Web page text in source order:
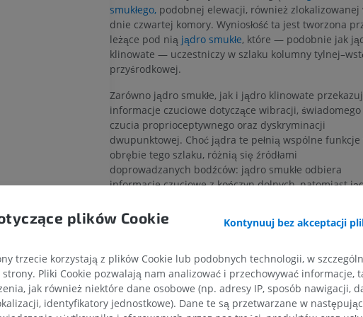
przedłużony
Most i móżdżek
wstęga rdzeniowa
smukłego,podobnej elewacji, również zlokalizowanej
dnie czwartej komory. Wyniosłość ta jest tworzona
leżące pod nią jądro smukłe, które — podobnie jak
klinowate — uczestniczy w szlaku kolumny
przyśrodkowej.
Zarówno jądro smukłe, jak i jądro klinowate
informacje czuciowe dotyczące wibracji, świadomego
czucia proprioceptywnego oraz dyskryminacji
dwupunktowej. Choć jądra te pełnią wspólne funkcje
obrębie tego szlaku, różnią się źródłami
doprowadzanych bodźców: jądro smukłe odbiera
informacje czuciowe z kończyn dolnych, natomiast
wyłączeniem głowy.
ZGŁOŚ
plików Cookie Kontynuuj bez akceptacji
trzecie korzystają z plików Cookie lub podobnych technologii, w
Pliki Cookie pozwalają nam analizować i przechowywać informacje,
jak również niektóre dane osobowe (np. adresy IP, sposób nawigacji,
identyfikatory jednostkowe). Dane te są przetwarzane w